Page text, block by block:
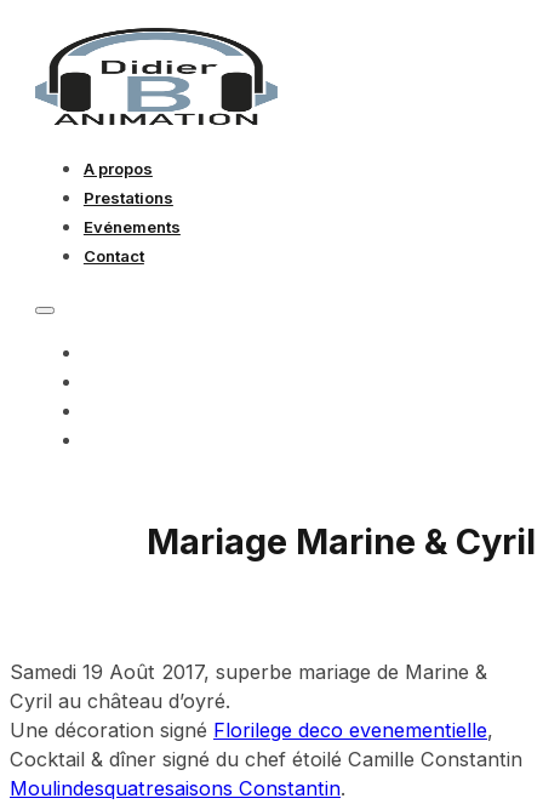
A propos
Prestations
Evénements
Contact
Mariage Marine &
Samedi 19 Août 2017, superbe mariage de Marine &
Cyril au château d’oyré.
Une décoration signé Florilege deco evenementielle,
Cocktail & dîner signé du chef étoilé Camille Constantin
Moulindesquatresaisons Constantin.